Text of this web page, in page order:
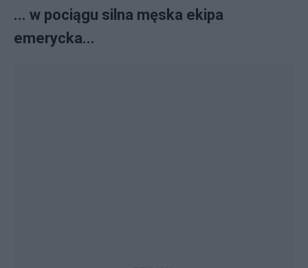
... w pociągu silna męska ekipa
emerycka...